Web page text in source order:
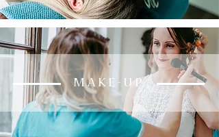
M A K E - U P